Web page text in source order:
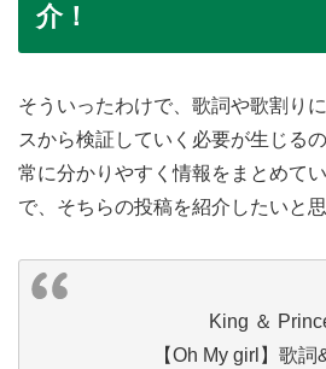
介！
そういったわけで、歌詞や歌割り
スから検証していく必要が生じる
常に分かりやすく情報をまとめて
で、そちらの投稿を紹介したいと思
King ＆
【Oh My girl】歌詞